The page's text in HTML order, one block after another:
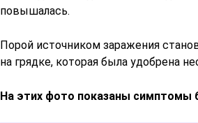
повышалась.
Порой источником заражения
на грядке, которая была удобрена
На этих фото показаны симптомы